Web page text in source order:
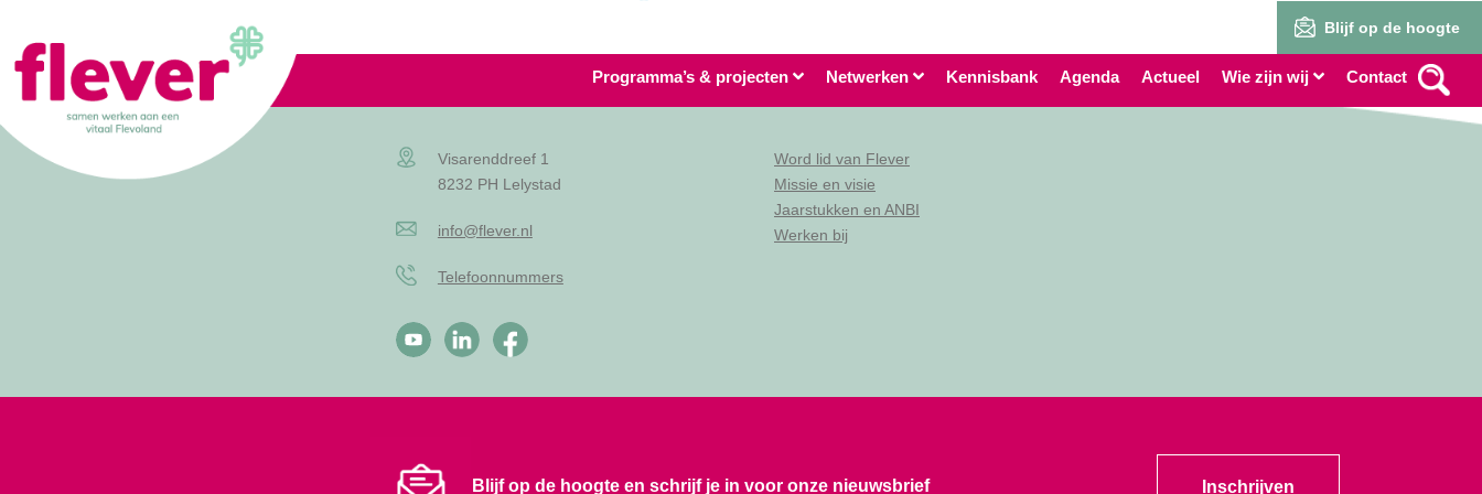
Blijf op de hoogte
Programma’s & projecten Netwerken Kennisbank Agenda Actueel Wie zijn wij Contact
Visarenddreef 1
8232 PH Lelystad
info@flever.nl
Telefoonnummers
Word lid van Flever
Missie en visie
Jaarstukken en ANBI
Werken bij
Blijf op de hoogte en schrijf je in voor onze nieuwsbrief Inschrijven